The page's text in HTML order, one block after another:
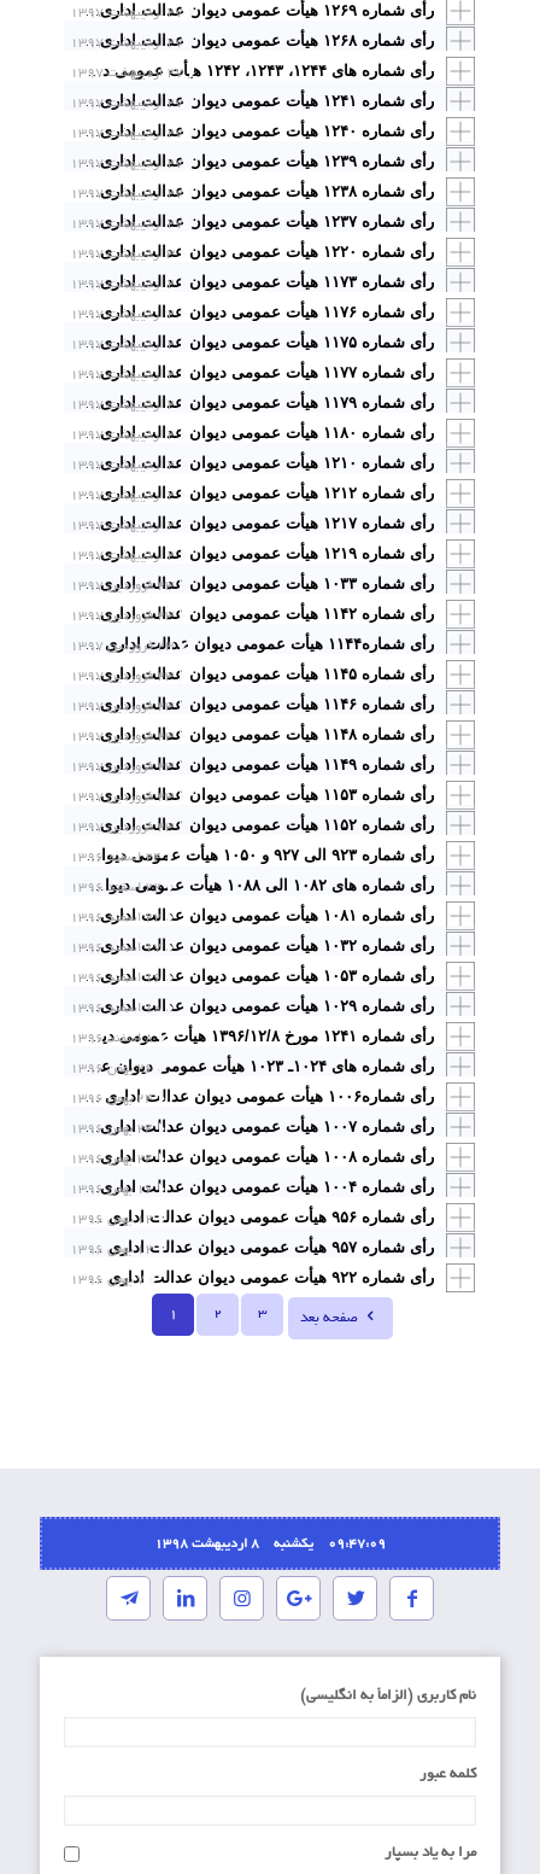
۲۷ اردیبهشت ۱۳۹۷ رأی شماره ۱۲۶۹ هیأت عمومی دیوان عدالت اداری با موضوع: ابطال بند ۲۳ـ۲ از دفترچه عوارض محلی شهرداری تاکستان در سال ۱۳۹۴ و بند (۸) کمیته فنی شهرداری تاکستان مصوب شورای اسلامی شهر تاکستان مبنی بر وضع عوارض تفکیک و کسری نصاب تفکیکی
۲۷ اردیبهشت ۱۳۹۷ رأی شماره ۱۲۶۸ هیأت عمومی دیوان عدالت اداری با موضوع: ابطال تعرفه کد شماره ۲۱۰ t ابلاغی به شماره ۳۱۳۹/ش ـ ۱۳۹۰/۱۱/۱۳ شورای اسلامی شهر شاهین شهر در خصوص سطح شهر
۲۷ اردیبهشت ۱۳۹۷ رأی شماره های ۱۲۴۴، ۱۲۴۳، ۱۲۴۲ هیأت عمومی دیوان عدالت اداری با موضوع: ابطال بند ۸ ـ ۲۰ تعرفه عوارض و بهای خدمات سال ۱۳۹۵ مصوب شورای اسلامی شهر یزد در وضع عوارض برای تابلوهای معرف در اندازه استاندارد یا بیش از آن
۲۷ اردیبهشت ۱۳۹۷ رأی شماره ۱۲۴۱ هیأت عمومی دیوان عدالت اداری با موضوع: ابطال بند (۸ ـ ۸) تعرفه عوارض و بهای خدمات سال ۱۳۹۵ شورای اسلامی شهر اشکذر در خصوص تابلوهای منصوبه در پشت بام
۲۷ اردیبهشت ۱۳۹۷ رأی شماره ۱۲۴۰ هیأت عمومی دیوان عدالت اداری با موضوع: ابطال مصوبات شورای اسلامی شهر یزد در خصوص وضع عوارض سالیانه برای بانکها در سالهای ۱۳۸۸ الی ۱۳۹۳
۲۷ اردیبهشت ۱۳۹۷ رأی شماره ۱۲۳۹ هیأت عمومی دیوان عدالت اداری با موضوع: ابطال ردیف ۳۵ و تبصره های آن از سالهای ۱۳۸۹ الی ۱۳۹۲ و ردیف ۲۸ سال ۱۳۹۳ مصوبات شورای اسلامی شهر یزد مبنی بر وضع ۲ درصد مبلغ انتشار آگهی تبلیغاتی
۲۷ اردیبهشت ۱۳۹۷ رأی شماره ۱۲۳۸ هیأت عمومی دیوان عدالت اداری با موضوع: ابطال مصوبه های شورای اسلامی شهر کلاله مبنی بر اخذ عوارض هرس درختان در سالهای ۱۳۸۸ الی ۱۳۹۳
۲۷ اردیبهشت ۱۳۹۷ رأی شماره ۱۲۳۷ هیأت عمومی دیوان عدالت اداری با موضوع: ابطال قسمتی از مصوبات شورای اسلامی شهر برازجان در خصوص تعرفه عوارض حذف و کسر پارکینگ مربوط به سالهای ۱۳۹۰، ۱۳۸۲، ۱۳۹۴ شهرداری برازجان مصوب شورای اسلامی شهر برازجان
۳ اردیبهشت ۱۳۹۷ رأی شماره ۱۲۲۰ هیأت عمومی دیوان عدالت اداری با موضوع: ابطال بند۱۳ مصوبه مورخ ۱۳۹۳/۱۱/۰۵ شورای اسلامی شهر تربت حیدریه مبنی بر وضع عوارض سالانه از ادارات و نهادهای دولتی
۲ اردیبهشت ۱۳۹۷ رأی شماره ۱۱۷۳ هیأت عمومی دیوان عدالت اداری با موضوع: ابطال تعرفه کدهای شماره ۶۰۱ ـ ۹۵، ۶۰۲ ـ ۹۵ و ۶۰۳ـ۹۵ شماره ابلاغ مصوبه ۱۰۰۰/۱۵/ش خ ـ ۱۳۹۴/۱۱/۱۳ شهرداری خارگ موضوع تعرفه عوارض محل فعالیت فعالان اقتصادی (عرضه کنندگان کالا و خدمات) تولیدی یا صنفی واقع در محدوده وحریم مصوب شهر ـ سالانه مصوب شورای اسلامی شهر خارگ
۲ اردیبهشت ۱۳۹۷ رأی شماره ۱۱۷۶ هیأت عمومی دیوان عدالت اداری با موضوع: ابطال بند ۸ از فصل دوم تعرفه عوارض و بهای خدمات سال ۱۳۹۵ شهرداری یزد مصوب شورای اسلامی شهر یزد
۲ اردیبهشت ۱۳۹۷ رأی شماره ۱۱۷۵ هیأت عمومی دیوان عدالت اداری با موضوع: ابطال تبصره های ۳و۴ مواد ۳و۵ تعرفه عوارض سال ۱۳۹۵ شورای اسلامی شهر رامیان
۲ اردیبهشت ۱۳۹۷ رأی شماره ۱۱۷۷ هیأت عمومی دیوان عدالت اداری با موضوع: ابطال عوارض تمدید یا تجدید پروانه ساختمانی موضوع بخش ۲ فصل ۲ دفترچه تعرفه عوارض و بهای خدمات شهرداری کرج در سالهای ۱۳۹۴ و ۱۳۹۵ مصوب شورای اسلامی شهر کرج
۲ اردیبهشت ۱۳۹۷ رأی شماره ۱۱۷۹ هیأت عمومی دیوان عدالت اداری با موضوع: ابطال بند ۲ـ۲۲ از تعرفه عوارض و بهای خدمات سال ۱۳۹۶ شهر جدید هشتگرد
۲ اردیبهشت ۱۳۹۷ رأی شماره ۱۱۸۰ هیأت عمومی دیوان عدالت اداری با موضوع: ابطال ماده۷ از تعرفه عوارض و بهای خدمات سال ۱۳۹۶ مصوب شورای اسلامی شهر تبریز
۲ اردیبهشت ۱۳۹۷ رأی شماره ۱۲۱۰ هیأت عمومی دیوان عدالت اداری با موضوع: ابطال طرح جامع شهری هماشهر مصوب شورای عالی شهرسازی و معماری ایران
۲ اردیبهشت ۱۳۹۷ رأی شماره ۱۲۱۲ هیأت عمومی دیوان عدالت اداری با موضوع: ابطال مواد ۲۷ و ۲۸ ]با توجه به اصلاحیه مورخ ۱۳۶۵/۰۹/۱۶[ آئین نامه اجرایی قانون شوراهای اسلامی کار مصوب هیأت وزیران
۲ اردیبهشت ۱۳۹۷ رأی شماره ۱۲۱۷ هیأت عمومی دیوان عدالت اداری با موضوع: ابطال تبصره۴ مصوبه شماره ۲۹۹۹/۵۳/۹۴ ـ ۱۳۵۴/۱۲/۲۰ شورای اسلامی شهر کمال شهر درخصوص تعیین پاداش برای اعضای کمیسیونها
۲ اردیبهشت ۱۳۹۷ رأی شماره ۱۲۱۹ هیأت عمومی دیوان عدالت اداری با موضوع: ابطال مصوبه ۱۹۱۲/۴ ـ ۹۳ مورخ ۱۳۹۳/۱۱/۰۸ افزایش عوارض مشاغل صادر از شورای اسلامی شهر خرمشهر
۲۳ فروردین ۱۳۹۷ رأی شماره ۱۰۳۳ هیأت عمومی دیوان عدالت اداری با موضوع: ابطال ردیف ۱ تعرفه عوارض محلی مصوبه مورخ ۱۳۹۰/۱۱/۰۶ شورای اسلامی شهر ابرکوه در خصوص تعیین عوارض پارکینگ موقت بانکها و ادارات و عدم ابطال ردیف ۵۱ از تعرفه عوارض محلی مصوب ۱۳۹۰/۱۱/۰۶ و ردیف ۱۸ تعرفه عوارض محلی مصوب ۱۳۹۲/۱۱/۱۳ شورای اسلامی شهر ابرکوه
۲۳ فروردین ۱۳۹۷ رأی شماره ۱۱۴۲ هیأت عمومی دیوان عدالت اداری با موضوع: ابطال بندهای (ب) و (ج) تعرفه عوارض سالهای ۱۳۸۷، ۱۳۸۹، ۱۳۸۸ و ۱۳۹۰ و بند ۴ و ۵ ماده ۳۱ تعرفه عوارض سال ۱۳۹۱ شورای اسلامی شهر بندرگز مبنی بر وضع عوارض
۲۳ فروردین ۱۳۹۷ رأی شماره۱۱۴۴ هیأت عمومی دیوان عدالت اداری با موضوع: ابطال تبصره۱ بند الف شرایط اختصاصی دفترچه راهنمای شماره۱ آزمون تحصیلات تکمیلی سال ۱۳۹۶ و بند ۴ قسمت (ی) دفترچه راهنمای انتخاب رشته آزمون کارشناسی ارشد در سال ۱۳۹۶
۲۳ فروردین ۱۳۹۷ رأی شماره ۱۱۴۵ هیأت عمومی دیوان عدالت اداری با موضوع: ابطال مصوبات
۲۳ فروردین ۱۳۹۷ رأی شماره ۱۱۴۶ هیأت عمومی دیوان عدالت اداری با موضوع: ابطال مواد ۱۷، ۲۷، ۳۰، ۳۳، ۳۴، ۴۸، ۵۹ و ۶۱ موضوع تعرفه اخذ عوارض شهرداری برازجان در سالهای ۱۳۹۴ و ۱۳۹۵ شورای اسلامی شهر برازجان
۲۳ فروردین ۱۳۹۷ رأی شماره ۱۱۴۸ هیأت عمومی دیوان عدالت اداری با موضوع: ابطال ردیف ۴ فصل یک تعرفه عوارض و بهای خدمات محلی شهرداری بندرعباس در سال ۱۳۹۵ مصوب شورای اسلامی شهر بندرعباس
۲۳ فروردین ۱۳۹۷ رأی شماره ۱۱۴۹ هیأت عمومی دیوان عدالت اداری با موضوع: ابطال مواد ۷ و ۸ و ۱۳ تعرفه عوارض و بهای خدمات سال ۱۳۹۵ شهرداری سنندج مصوب شورای اسلامی شهر سنندج مبنی بر عوارض تفکیک اراضی و اعیان و کسری حدنصاب تفکیک املاک
۲۳ فروردین ۱۳۹۷ رأی شماره ۱۱۵۳ هیأت عمومی دیوان عدالت اداری با موضوع: ۱ـ ابطال تعرفه عوارض محلی سال۱۳۹۴ شورای اسلامی شهر ایمانشهر مبنی بر تعیین عوارض تفکیک …
۲۳ فروردین ۱۳۹۷ رأی شماره ۱۱۵۲ هیأت عمومی دیوان عدالت اداری با موضوع: ابطال ماده ۱۸ فصل اول از تعرفه عوارض و بهای خدمات شهری سالهای ۱۳۸۲ الی ۱۳۹۴ مصوب شورای اسلامی شهر گرگان
۲۴ اسفند ۱۳۹۶ رأی شماره ۹۲۳ الی ۹۲۷ و ۱۰۵۰ هیأت عمومی دیوان عدالت اداری باموضوع: ابطال مواد ۲ و ۵ جدول شماره۱، جدول شماره۲ به استثناء بند۵ آن از مصوبه شماره۱۱۶۷۴/۱۹۰۷/۱۶۰ـ۱۳۹۳/۰۵/۰۴ و تبصره۲ بند ح مصوبه ۲۴۷۵۰/۱۸۴۴/۱۶۰ـ ۱۳۹۲/۰۷/۱۹ شورای اسلامی شهر کرج در خصوص اخذ عوارض از تابلوهای معرف محل
۲۲ اسفند ۱۳۹۶ رأی شماره های ۱۰۸۲ الی ۱۰۸۸ هیأت عمومی دیوان عدالت اداری با موضوع: ابطال مصوبات شوراهای اسلامی شهرهای سرخه، شهرضا، اصفهان و مشهد و بخشنامه شماره ۱۸۶۱۸/۱۵۰۰ ـ ۱۳۸۳/۰۸/۲۷ معاون شهرسازی و معماری شهرداری اهواز درخصوص عوارض کسری پارکینگ، حذف پارکینگ و عدم تأمین پارکینگ
۲۲ اسفند ۱۳۹۶ رأی شماره ۱۰۸۱ هیأت عمومی دیوان عدالت اداری با موضوع: ابطال مصوبات شماره ۲۰۱۰۰۲ سال ۱۳۹۵ و ۰۱/۲۱۰۲ سال ۱۳۹۳ شورای اسلامی شهر بهارستان درخصوص عوارض کسر و حذف پارکینگ
۱۷ اسفند ۱۳۹۶ رأی شماره ۱۰۳۲ هیأت عمومی دیوان عدالت اداری با موضوع: ابطال بند ۱۲ مصوبه شماره ۶۲۱ ـ ۱۳۸۸/۱۱/۱۱ شورای اسلامی شهر طرقبه
۱۶ اسفند ۱۳۹۶ رأی شماره ۱۰۵۳ هیأت عمومی دیوان عدالت اداری با موضوع: ابطال تبصره های۱ و ۲ بند (۷ ـ ۵) ماده ۵ آیین نامه اجرایی ساماندهی نصب تابلو و تبلیغات شهری شهر اراک مصوب شورای اسلامی شهر اراک
۱۰ اسفند ۱۳۹۶ رأی شماره ۱۰۲۹ هیأت عمومی دیوان عدالت اداری با موضوع: ابطال مصوبه شماره ۲۳ـ ۱۳۹۳/۰۱/۳۱ شورای اسلامی مسجد سلیمان درخصوص وضع عوارض چاههای نفت و گاز شماره هـ/۷۱۳/۹۴ ۱۳۹۶/۱۱/۴
۸ اسفند ۱۳۹۶ رأی شماره ۱۲۴۱ مورخ ۱۳۹۶/۱۲/۸ هیأت عمومی دیوان عدالت اداریابطال بند (۸ ـ ۸) تعرفه عوارض و بهای خدمات سال ۱۳۹۵ شورای اسلامی شهر اشکذر در خصوص تابلوهای منصوبه در پشت‌بام
۲۶ بهمن ۱۳۹۶ رأی شماره های ۱۰۲۴ـ ۱۰۲۳ هیأت عمومی دیوان عدالت اداری با موضوع: ابطال بند۳ مصوبه ۱۳۹۳/۰۹/۱۷ و بند۳ صورتجلسه مورخ ۱۳۹۴/۱۰/۲۹ و بندهای ۳و۴ جدول ذیل ماده۴ مصوبه شماره ۶۲۳۲/۹۲/۴/ش ـ ۱۳۹۲/۱۱/۰۳ شورای اسلامی شهر مشهد
۲۴ بهمن ۱۳۹۶ رأی شماره۱۰۰۶ هیأت عمومی دیوان عدالت اداری با موضوع: ابطال ماده۴۴ عوارض کسری حدنصاب تفکیک و اخذ هزینه آماده سازی از تعرفه سالانه عوارض و بهای خدمات سال ۱۳۹۵ مصوب شورای اسلامی شهر همدان
۲۴ بهمن ۱۳۹۶ رأی شماره ۱۰۰۷ هیأت عمومی دیوان عدالت اداری با موضوع: ابطال مصوبات شورای اسلامی شهر تربت حیدریه مبنی بر وضع عوارض برای کسری یا حذف پارکینگ از تعرفه عوارض سال۱۳۹۳
۲۴ بهمن ۱۳۹۶ رأی شماره ۱۰۰۸ هیأت عمومی دیوان عدالت اداری با موضوع: ابطال مصوبه شماره ۴۴۴۳۷/۱/۴۴ ـ ۱۳۹۱/۱۱/۱۴ استاندار و جانشین شورای اسلامی شهر اهواز مبنی بر تغییر ضریب عوارض تغییر کاربری و ردیف۲ جدول ضریب عوارض تغییر کاربری طبقات از مصوبه شماره ۳۹۹۹/۱۰۰/۱ ـ ۱۳۹۱/۰۹/۰۱ شهرداری اهواز
۱۶ بهمن ۱۳۹۶ رأی شماره ۱۰۰۴ هیأت عمومی دیوان عدالت اداری با موضوع: ابطال بخشی از ماده ۳۰ دفترچه عوارض و بهای خدمات شهرداری رشت در سال۱۳۹۶ مصوب شورای اسلامی شهر رشت برای تابلوهای معرف محل
۱۲ بهمن ۱۳۹۶ رأی شماره ۹۵۶ هیأت عمومی دیوان عدالت اداری با موضوع: ابطال ماده ۲۰ تعرفه مصوب عوارض محلی و بهای خدمات شهرداری اردبیل در خصوص عوارض بهای خدمات انطباق کاربری در سال ۱۳۹۵ مصوب شورای اسلامی شهر اردبیل
۱۲ بهمن ۱۳۹۶ رأی شماره ۹۵۷ هیأت عمومی دیوان عدالت اداری با موضوع: ابطال بند «ب» مصوبه شماره ۲۶۸۱ـ ۱۳۸۸/۱۱/۱۸ شورای اسلامی شهر شاندیز درخصوص وضع عوارض کسری حدنصاب تفکیک در محدوده باغات
۷ بهمن ۱۳۹۶ رأی شماره ۹۲۲ هیأت عمومی دیوان عدالت اداری با موضوع: ابطال تبصره های ۳ و ۶ بند ۱۶ تعرفه عوارض محلی سال ۱۳۹۴ مصوب شورای اسلامی شهر بجنورد
1 2 3 صفحه بعد
09:47:09 یکشنبه ۸ اردیبهشت ۱۳۹۸
نام کاربری (الزاماَ به انگلیسی)
کلمه عبور
مرا به یاد بسپار